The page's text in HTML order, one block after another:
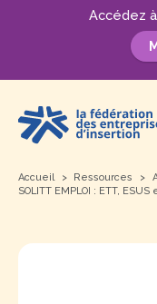
Accédez à
contenu
Accueil Ressources
SOLITT EMPLOI : ETT,